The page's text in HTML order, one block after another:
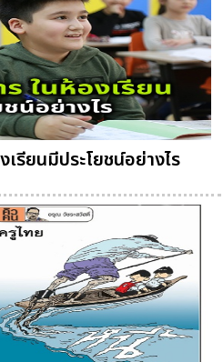
รียนมีประโยชน์อย่างไร